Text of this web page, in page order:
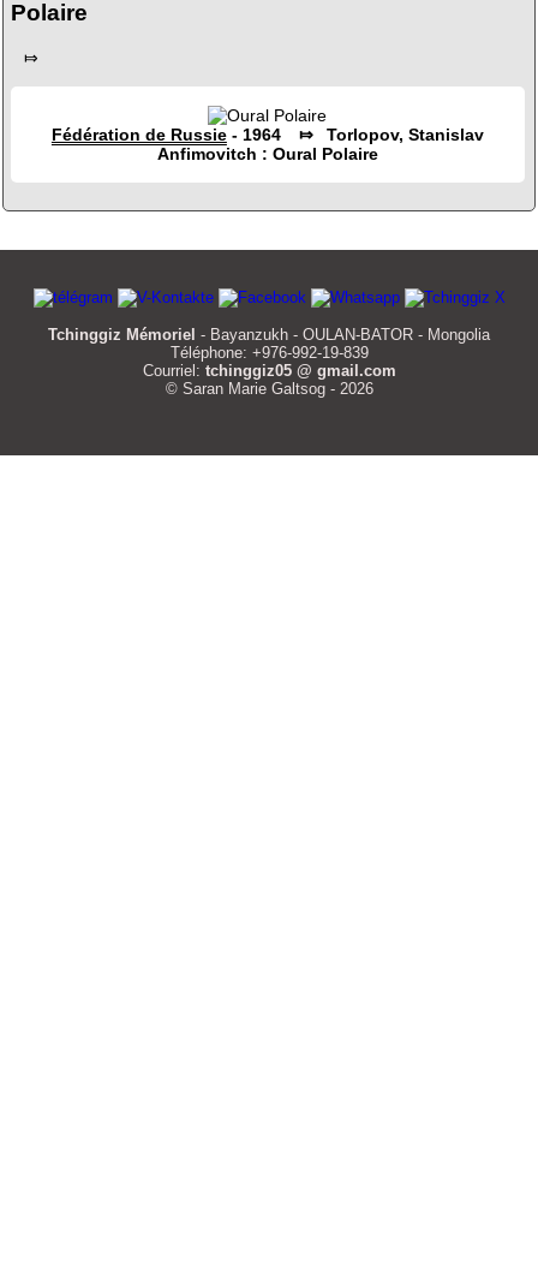
Polaire
⤇
Fédération de Russie- 1964 ⤇ Torlopov, Stanislav
Anfimovitch : Oural Polaire
Tchinggiz Mémoriel - Bayanzukh - OULAN-BATOR - Mongolia
Téléphone: +976-992-19-839
Courriel: tchinggiz05 @ gmail.com
© Saran Marie Galtsog - 2026